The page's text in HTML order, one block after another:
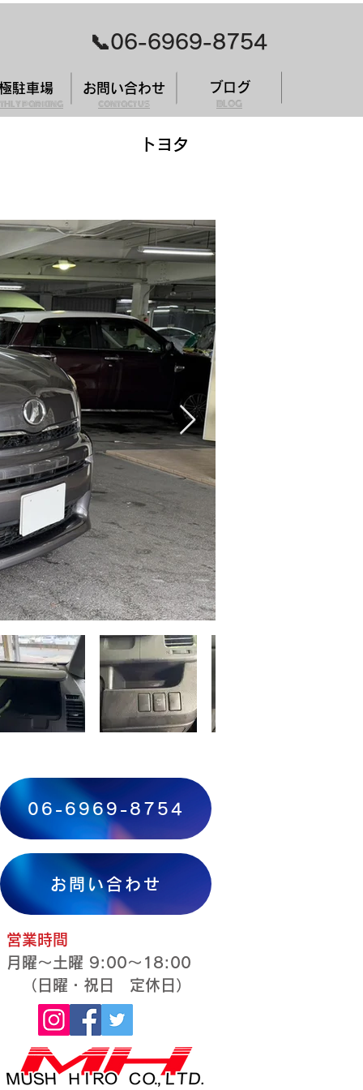
​📞06-6969-8754
駐車場
parking contact us
お問い合わせ ブログ
BLOG
トヨタ
06-6969-8754
お問い合わせ
営業時間
月曜～土曜 9:00～18:00
​​ （日曜・祝日 定休日）